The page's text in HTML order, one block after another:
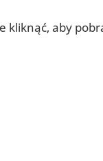
kliknąć, aby